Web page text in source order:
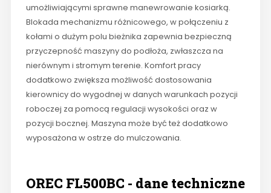
umożliwiającymi sprawne manewrowanie kosiarką.
Blokada mechanizmu różnicowego, w połączeniu z
kołami o dużym polu bieżnika zapewnia bezpieczną
przyczepność maszyny do podłoża, zwłaszcza na
nierównym i stromym terenie. Komfort pracy
dodatkowo zwiększa możliwość dostosowania
kierownicy do wygodnej w danych warunkach pozycji
roboczej za pomocą regulacji wysokości oraz w
pozycji bocznej. Maszyna może być też dodatkowo
wyposażona w ostrze do mulczowania.
OREC FL500BC - dane techniczne